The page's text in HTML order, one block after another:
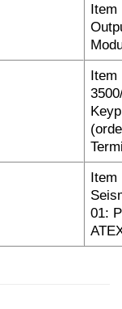
Item
Item
Item
01: